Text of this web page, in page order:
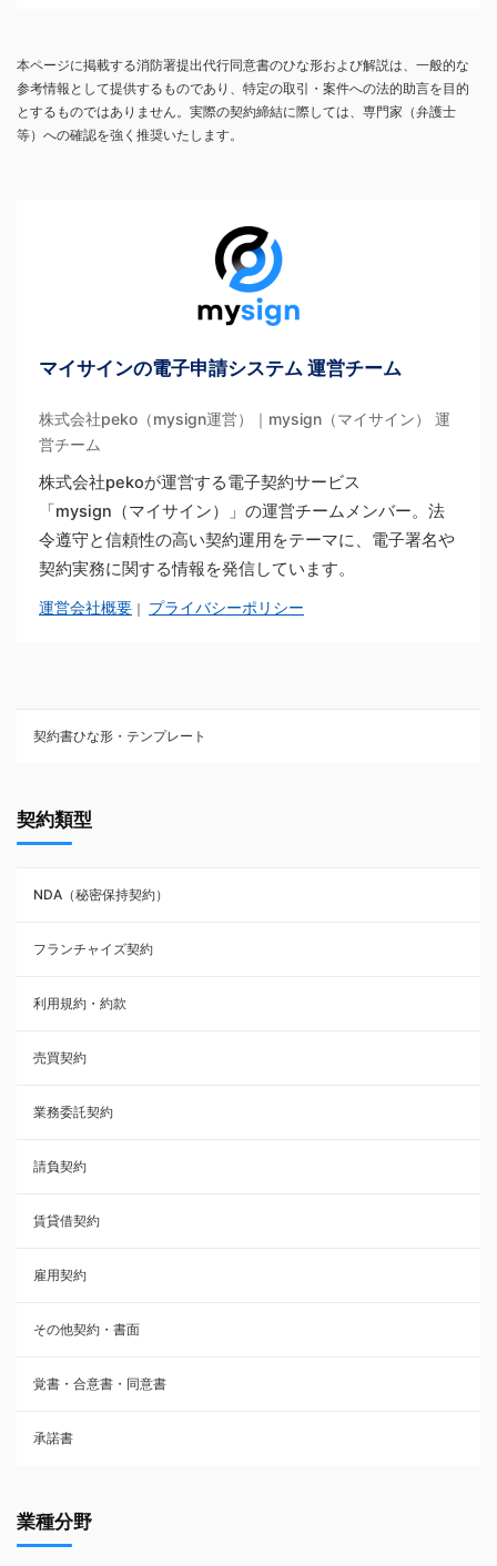
本ページに掲載する消防署提出代行同意書のひな形および解説は、一般的な
参考情報として提供するものであり、特定の取引・案件への法的助言を目的
とするものではありません。実際の契約締結に際しては、専門家（弁護士
等）への確認を強く推奨いたします。
マイサインの電子申請システム 運営チーム
株式会社peko（mysign運営）｜mysign（マイサイン） 運
営チーム
株式会社pekoが運営する電子契約サービス
「mysign（マイサイン）」の運営チームメンバー。法
令遵守と信頼性の高い契約運用をテーマに、電子署名や
契約実務に関する情報を発信しています。
運営会社概要 ｜ プライバシーポリシー
契約書ひな形・テンプレート
NDA（秘密保持契約）
業務委託契約
利用規約・約款
覚書・合意書・同意書
承諾書
雇用契約
その他契約・書面
売買契約
株主総会議事録・関連書類
請負契約
フランチャイズ契約
賃貸借契約
契約類型
NDA（秘密保持契約）
フランチャイズ契約
利用規約・約款
売買契約
業務委託契約
請負契約
賃貸借契約
雇用契約
その他契約・書面
覚書・合意書・同意書
承諾書
業種分野